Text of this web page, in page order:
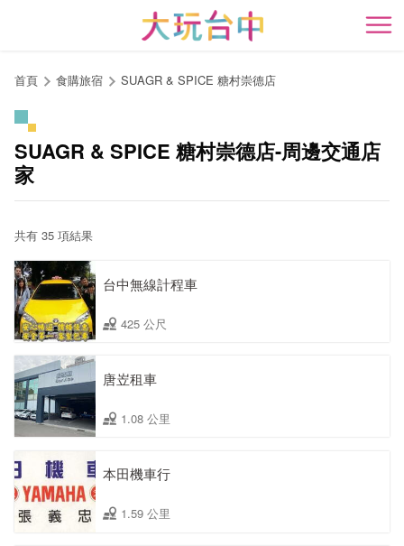
開
首頁 食購旅宿 SUAGR & SPICE 糖村崇德店
SUAGR & SPICE 糖村崇德店-周邊交通店
家
共有 35 項結果
台中無線計程車
425 公尺
唐岦租車
1.08 公里
本田機車行
1.59 公里